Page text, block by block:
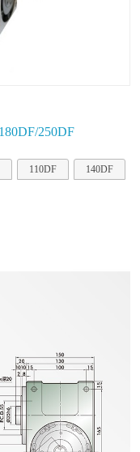
250DF
110DF 140DF